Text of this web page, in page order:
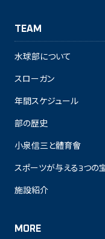
TEAM
水球部について
スローガン
年間スケジュール
部の歴史
小泉信三と體育會
スポーツが与える3つの
施設紹介
MORE